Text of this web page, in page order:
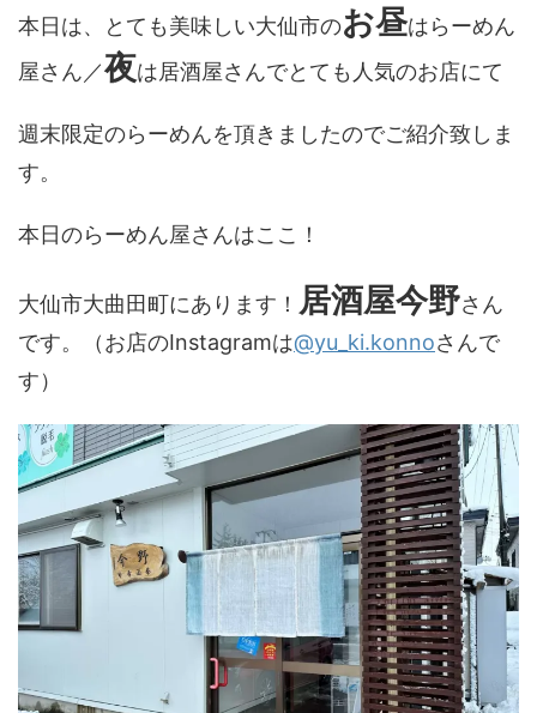
本日は、とても美味しい大仙市のお昼はらーめん
屋さん／夜は居酒屋さんでとても人気のお店にて
週末限定のらーめんを頂きましたのでご紹介致しま
す。
本日のらーめん屋さんはここ！
大仙市大曲田町にあります！ 居酒屋今野さん
です。（お店のInstagramは@yu_ki.konnoさんで
す）